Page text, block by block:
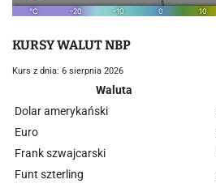
KURSY WALUT NBP
Kurs z dnia: 6 sierpnia 2026
Waluta
Dolar amerykański
Euro
Frank szwajcarski
Funt szterling